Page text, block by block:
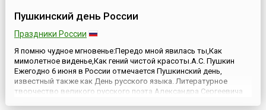
Пушкинский день России
Праздники России
Я помню чудное мгновенье:Передо мной явилась ты,Как
мимолетное виденье,Как гений чистой красоты.А.С. Пушкин
Ежегодно 6 июня в России отмечается Пушкинский день,
известный также как День русского языка. Литературное
творчество великого русского поэта Александра Сергеевича